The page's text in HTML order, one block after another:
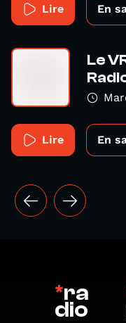
Lire En
Le
Lire En
*ra
dio